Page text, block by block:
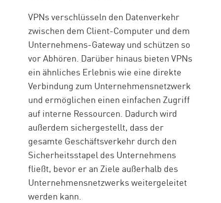
VPNs verschlüsseln den Datenverkehr
zwischen dem Client-Computer und dem
Unternehmens-Gateway und schützen so
vor Abhören. Darüber hinaus bieten VPNs
ein ähnliches Erlebnis wie eine direkte
Verbindung zum Unternehmensnetzwerk
und ermöglichen einen einfachen Zugriff
auf interne Ressourcen. Dadurch wird
außerdem sichergestellt, dass der
gesamte Geschäftsverkehr durch den
Sicherheitsstapel des Unternehmens
fließt, bevor er an Ziele außerhalb des
Unternehmensnetzwerks weitergeleitet
werden kann.